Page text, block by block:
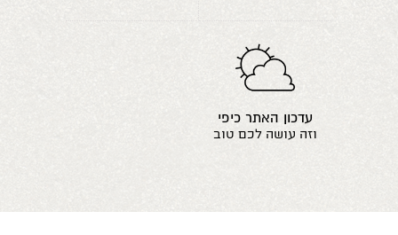
עדכון האתר כיפי
וזה עושה לכם טוב